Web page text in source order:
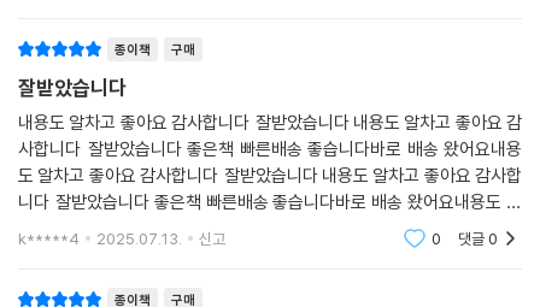
과 운동 능력, 근육 트레이닝의 효과를 높일 수 있다. 저자는 ‘이 책이 전문
가와 일반인을 이어주는 다리와 같은 존재가 되길 바란다’고 밝혔다. 제목
그대로 ‘세상에서 가장 알기 쉬운’ 이 책을 통해 일상생활에서, 치료 현장에
서, 운동 장면에서 많은 이들이 직접적인 도움을 얻을 수 있을 것이다.
종이책 구매
잘받았습니다
내용도 알차고 좋아요 감사합니다 잘받았습니다 내용도 알차고 좋아요 감
사합니다 잘받았습니다 좋은책 빠른배송 좋습니다바로 배송 왔어요내용
도 알차고 좋아요 감사합니다 잘받았습니다 내용도 알차고 좋아요 감사합
니다 잘받았습니다 좋은책 빠른배송 좋습니다바로 배송 왔어요내용도 알
차고 좋아요 감사합니다 잘받았습니다 내용도 알차고 좋아요 감사합니
k*****4 2025.07.13. 신고 0 댓글0
종이책 구매